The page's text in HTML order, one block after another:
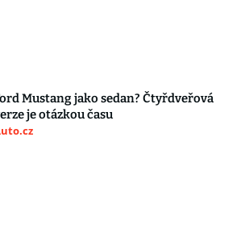
Mustang jako sedan? Čtyřdveřová
je otázkou času